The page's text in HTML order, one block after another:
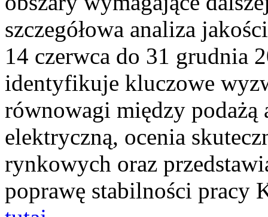
szczegółowa analiza
14 czerwca do 31 grudnia
identyfikuje kluczowe
równowagi między podażą
elektryczną, ocenia
rynkowych oraz
poprawę stabilności pracy